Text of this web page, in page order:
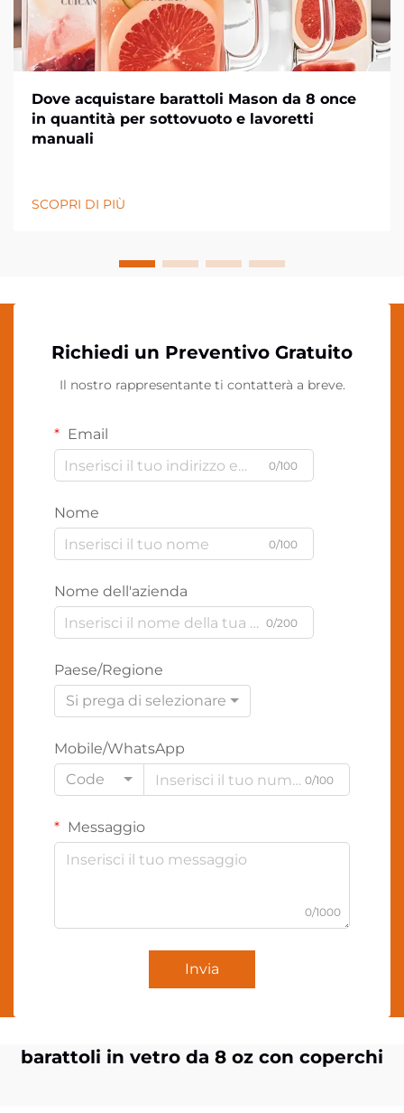
Dove acquistare barattoli Mason da 8 once
in quantità per sottovuoto e lavoretti
manuali
SCOPRI DI PIÙ
Richiedi un Preventivo Gratuito
Il nostro rappresentante ti contatterà a breve.
Email
0/100
Nome
0/100
Nome dell'azienda
0/200
Paese/Regione
Si prega di selezionare
Mobile/WhatsApp
Code
0/100
Messaggio
0/1000
Invia
barattoli in vetro da 8 oz con coperchi